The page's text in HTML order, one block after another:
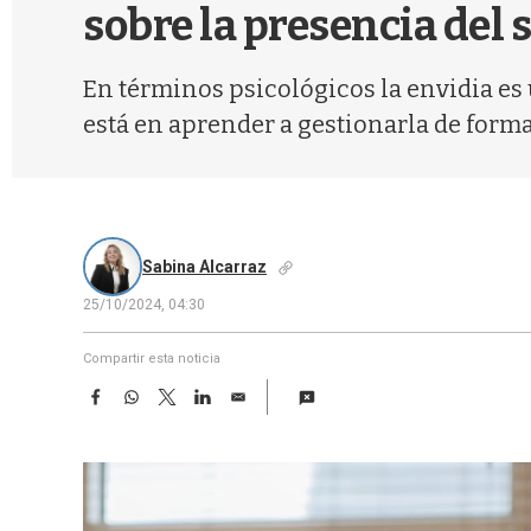
sobre la presencia
En términos psicológicos la envidia es
está en aprender a gestionarla de
Sabina Alcarraz
25/10/2024, 04:30
Compartir esta noticia
F
e
W
T
w
L
k
E